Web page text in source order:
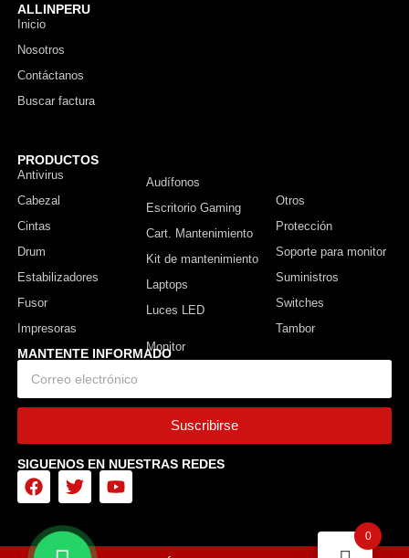
ALLINPERU
Inicio
Nosotros
Contáctanos
Buscar factura
PRODUCTOS
Antivirus
Cabezal
Cintas
Drum
Estabilizadores
Fusor
Impresoras
Audífonos
Escritorio Gaming
Cart. Mantenimiento
Kit de mantenimiento
Laptops
Luces LED
Otros
Protección
Soporte para monitor
Suministros
Switches
Tambor
MANTENTE INFORMADO
Suscribirse
SIGUENOS EN NUESTRAS REDES
0